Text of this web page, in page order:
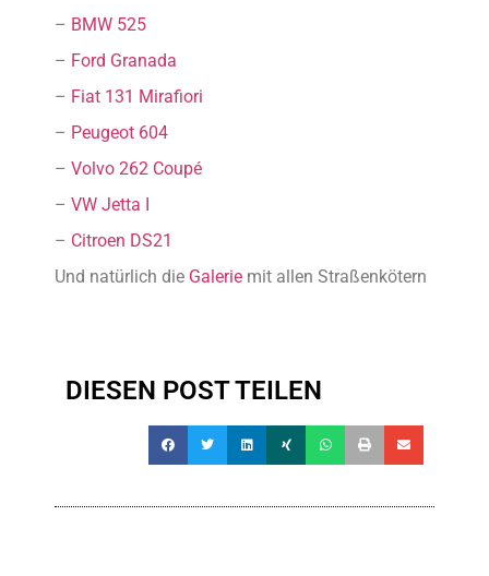
– BMW 525
– Ford Granada
– Fiat 131 Mirafiori
– Peugeot 604
– Volvo 262 Coupé
– VW Jetta I
– Citroen DS21
Und natürlich die Galerie mit allen Straßenkötern
DIESEN POST TEILEN